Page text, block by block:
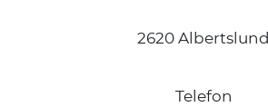
2620 Albertslund
Telefon